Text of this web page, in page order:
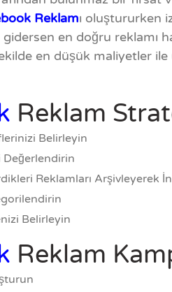
Reklamı oluştururken
en doğru reklamı
en düşük maliyetler ile
Reklam
Belirleyin
Reklamları Arşivleyerek
Belirleyin
Reklam